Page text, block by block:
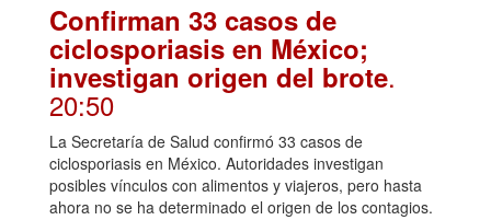
Confirman 33 casos de
ciclosporiasis en México;
investigan origen del brote.
20:50
La Secretaría de Salud confirmó 33 casos de
ciclosporiasis en México. Autoridades investigan
posibles vínculos con alimentos y viajeros, pero hasta
ahora no se ha determinado el origen de los contagios.